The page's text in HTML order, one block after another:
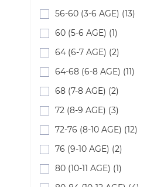
56-60 (3-6 AGE) (13)
60 (5-6 AGE) (1)
64 (6-7 AGE) (2)
64-68 (6-8 AGE) (11)
68 (7-8 AGE) (2)
72 (8-9 AGE) (3)
72-76 (8-10 AGE) (12)
76 (9-10 AGE) (2)
80 (10-11 AGE) (1)